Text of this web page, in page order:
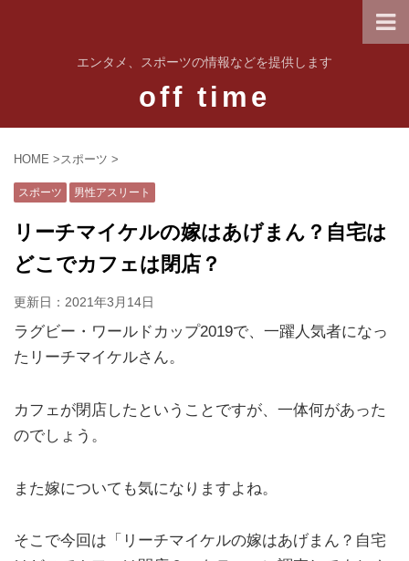
エンタメ、スポーツの情報などを提供します
off time
HOME >スポーツ >
スポーツ 男性アスリート
リーチマイケルの嫁はあげまん？自宅は
どこでカフェは閉店？
更新日： 2021年3月14日
ラグビー・ワールドカップ2019で、一躍人気者になっ
たリーチマイケルさん。
カフェが閉店したということですが、一体何があった
のでしょう。
また嫁についても気になりますよね。
そこで今回は「リーチマイケルの嫁はあげまん？自宅